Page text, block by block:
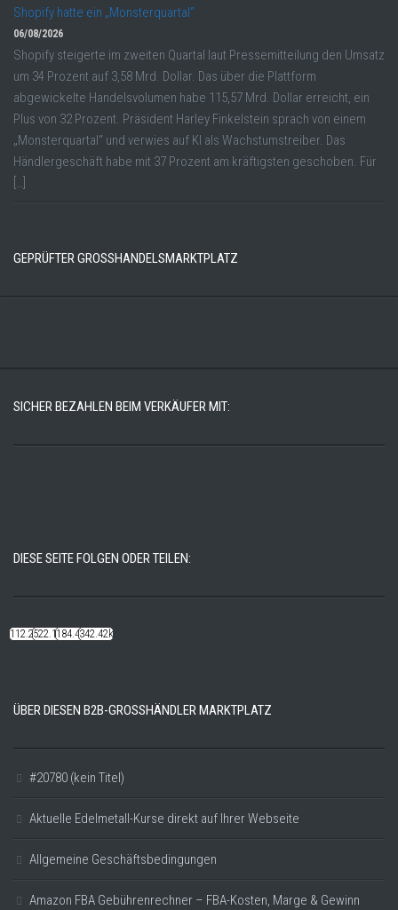
Shopify hatte ein „Monsterquartal“
06/08/2026
Shopify steigerte im zweiten Quartal laut Pressemitteilung den Umsatz
um 34 Prozent auf 3,58 Mrd. Dollar. Das über die Plattform
abgewickelte Handelsvolumen habe 115,57 Mrd. Dollar erreicht, ein
Plus von 32 Prozent. Präsident Harley Finkelstein sprach von einem
„Monsterquartal“ und verwies auf KI als Wachstumstreiber. Das
Händlergeschäft habe mit 37 Prozent am kräftigsten geschoben. Für
[…]
GEPRÜFTER GROSSHANDELSMARKTPLATZ
SICHER BEZAHLEN BEIM VERKÄUFER MIT:
DIESE SEITE FOLGEN ODER TEILEN:
112.22k522.14k184.48k342.42k
ÜBER DIESEN B2B-GROSSHÄNDLER MARKTPLATZ
#20780 (kein Titel)
Aktuelle Edelmetall-Kurse direkt auf Ihrer Webseite
Allgemeine Geschäftsbedingungen
Amazon FBA Gebührenrechner – FBA-Kosten, Marge & Gewinn